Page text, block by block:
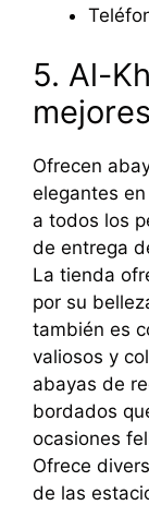
5. Al-
Ofrecen
elegantes
a todos los
de entrega
La tienda
por su
también es
valiosos y
abayas de
bordados
ocasiones
Ofrece
de las